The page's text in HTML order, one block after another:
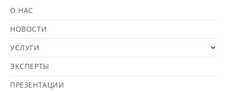
О НАС
НОВОСТИ
УСЛУГИ
ЭКСПЕРТЫ
ПРЕЗЕНТАЦИИ